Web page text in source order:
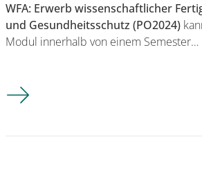
WFA: Erwerb wissenschaftlicher
und Gesundheitsschutz (PO2024)
Modul innerhalb von einem Semester…
Wichtige Informationen für WFA bzw.